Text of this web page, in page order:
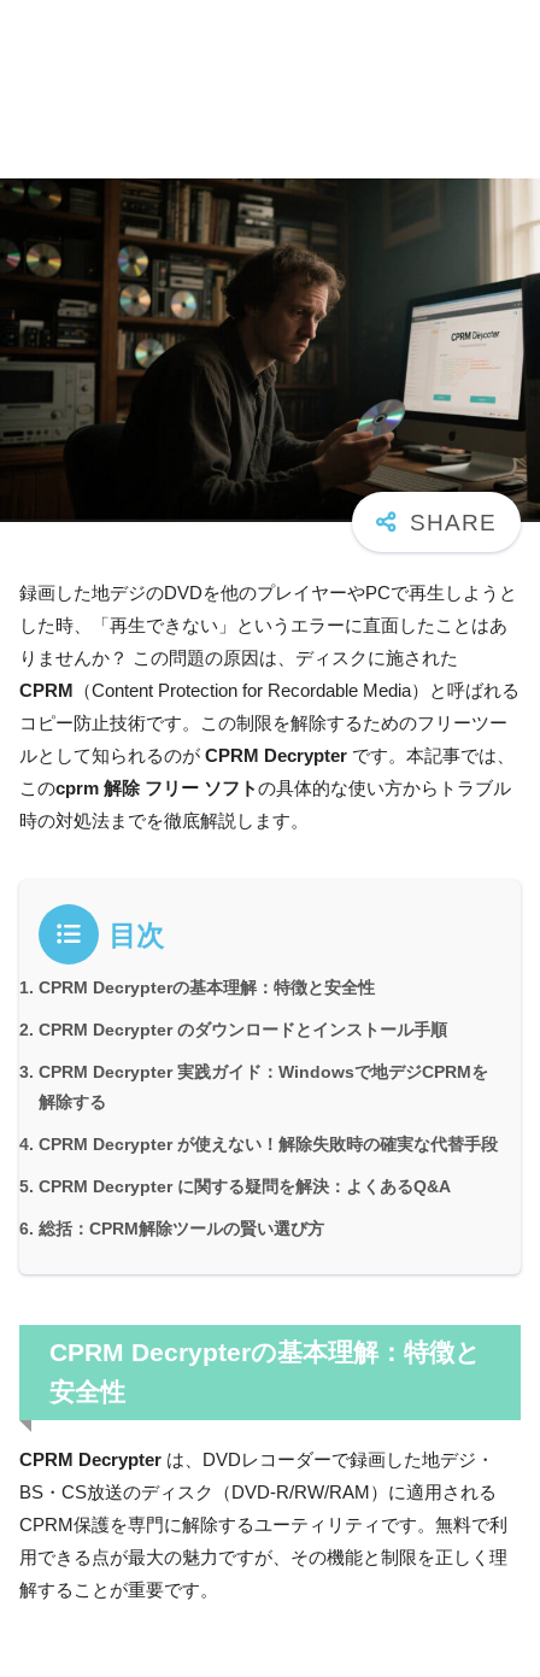
録画した地デジのDVDを他のプレイヤーやPCで再生しようと
した時、「再生できない」というエラーに直面したことはあ
りませんか？ この問題の原因は、ディスクに施された
CPRM
（Content Protection for Recordable Media）と呼ばれる
コピー防止技術です。この制限を解除するためのフリーツー
ルとして知られるのが CPRM Decrypter です。本記事では、
このcprm 解除 フリー ソフトの具体的な使い方からトラブル
時の対処法までを徹底解説します。
目次
CPRM Decrypterの基本理解：特徴と安全性
CPRM Decrypter のダウンロードとインストール手順
CPRM Decrypter 実践ガイド：Windowsで地デジCPRMを
解除する
CPRM Decrypter が使えない！解除失敗時の確実な代替手段
CPRM Decrypter に関する疑問を解決：よくあるQ&A
総括：CPRM解除ツールの賢い選び方
CPRM Decrypterの基本理解：特徴と
安全性
CPRM Decrypter は、DVDレコーダーで録画した地デジ・
BS・CS放送のディスク（DVD-R/RW/RAM）に適用される
CPRM保護を専門に解除するユーティリティです。無料で利
用できる点が最大の魅力ですが、その機能と制限を正しく理
解することが重要です。